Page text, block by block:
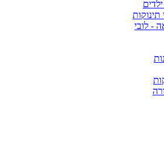
- לובי